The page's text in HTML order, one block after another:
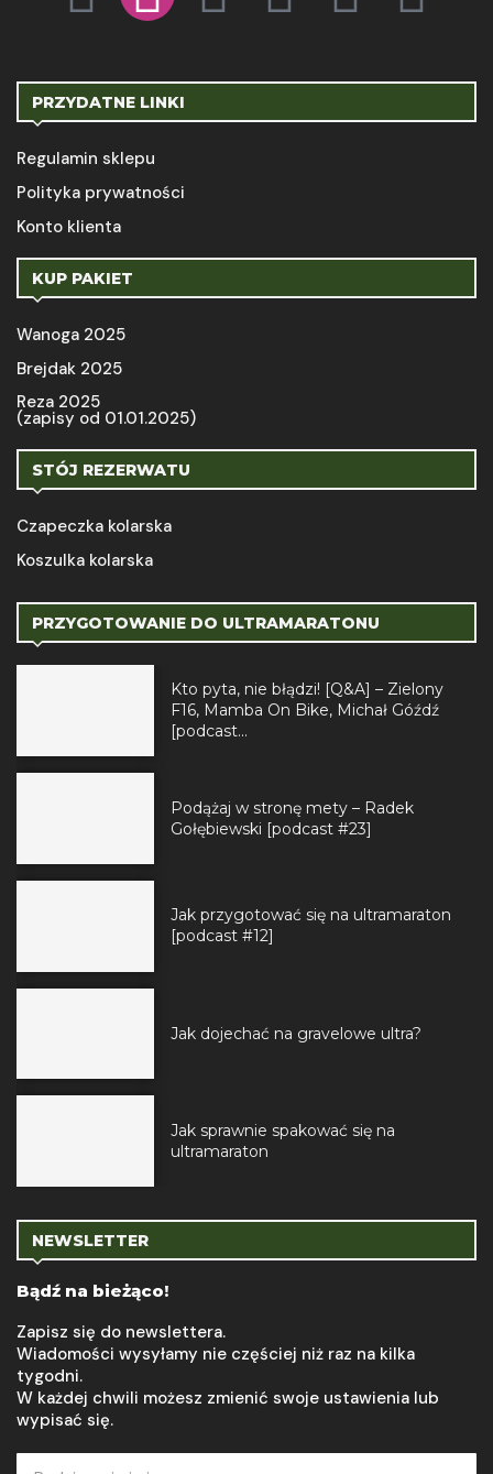
PRZYDATNE LINKI
Regulamin sklepu
Polityka prywatności
Konto klienta
KUP PAKIET
Wanoga 2025
Brejdak 2025
Reza 2025
(zapisy od 01.01.2025)
STÓJ REZERWATU
Czapeczka kolarska
Koszulka kolarska
PRZYGOTOWANIE DO ULTRAMARATONU
Kto pyta, nie błądzi! [Q&A] – Zielony
F16, Mamba On Bike, Michał Góźdź
[podcast...
Podążaj w stronę mety – Radek
Gołębiewski [podcast #23]
Jak przygotować się na ultramaraton
[podcast #12]
Jak dojechać na gravelowe ultra?
Jak sprawnie spakować się na
ultramaraton
NEWSLETTER
Bądź na bieżąco!
Zapisz się do newslettera.
Wiadomości wysyłamy nie częściej niż raz na kilka
tygodni.
W każdej chwili możesz zmienić swoje ustawienia lub
wypisać się.